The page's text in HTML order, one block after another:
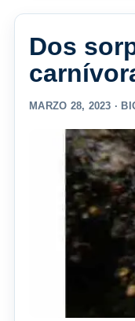
Dos
MARZO 28, 2023 ·